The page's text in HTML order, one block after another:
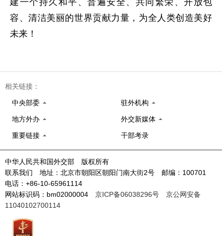
容、清洁美丽的世界贡献力量，为全人类创造美好
未来！
相关链接：
中央部委 驻外机构
地方外办 外交新媒体
重要链接 干部考录
中华人民共和国外交部 版权所有
联系我们 地址：北京市朝阳区朝阳门南大街2号 邮编：100701
电话：+86-10-65961114
网站标识码：bm02000004 京ICP备06038296号
京公网安备
11040102700114